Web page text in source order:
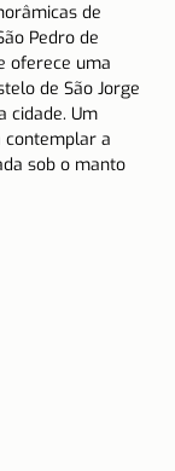
de
Pedro de
oferece uma
de São Jorge
cidade. Um
a
sob o manto